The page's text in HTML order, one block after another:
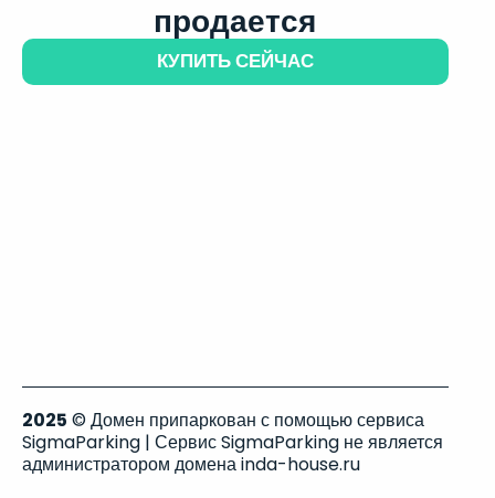
продается
КУПИТЬ СЕЙЧАС
2025 © Домен припаркован с помощью сервиса
SigmaParking | Сервис SigmaParking не является
администратором домена inda-house.ru